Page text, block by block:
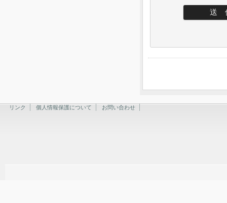
リンク 個人情報保護について お問い合わせ